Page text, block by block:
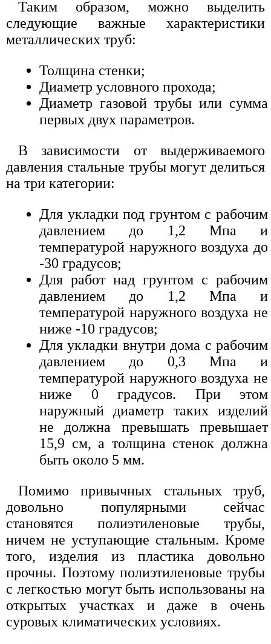
Таким образом, можно выделить
следующие важные характеристики
металлических труб:
Толщина стенки;
Диаметр условного прохода;
Диаметр газовой трубы или сумма
первых двух параметров.
В зависимости от выдерживаемого
давления стальные трубы могут делиться
на три категории:
Для укладки под грунтом с рабочим
давлением до 1,2 Мпа и
температурой наружного воздуха до
-30 градусов;
Для работ над грунтом с рабочим
давлением до 1,2 Мпа и
температурой наружного воздуха не
ниже -10 градусов;
Для укладки внутри дома с рабочим
давлением до 0,3 Мпа и
температурой наружного воздуха не
ниже 0 градусов. При этом
наружный диаметр таких изделий
не должна превышать превышает
15,9 см, а толщина стенок должна
быть около 5 мм.
Помимо привычных стальных труб,
довольно популярными сейчас
становятся полиэтиленовые трубы,
ничем не уступающие стальным. Кроме
того, изделия из пластика довольно
прочны. Поэтому полиэтиленовые трубы
с легкостью могут быть использованы на
открытых участках и даже в очень
суровых климатических условиях.